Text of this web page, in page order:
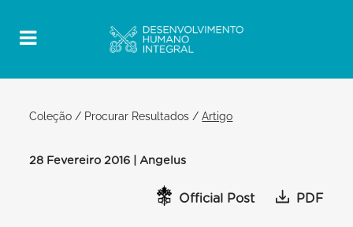
Coleção / Procurar Resultados /Artigo
28 Fevereiro 2016 | Angelus
Official Post PDF